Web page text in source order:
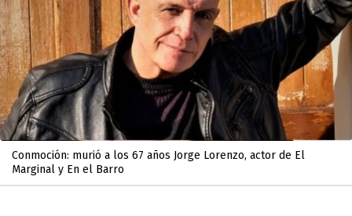
Conmoción: murió a los 67 años Jorge Lorenzo, actor de El
Marginal y En el Barro